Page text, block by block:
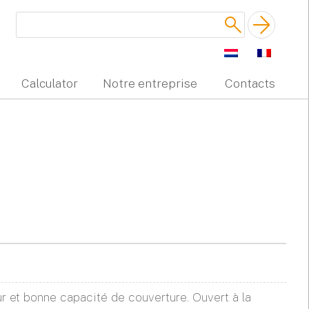
Calculator Notre entreprise Contacts
et bonne capacité de couverture. Ouvert à la